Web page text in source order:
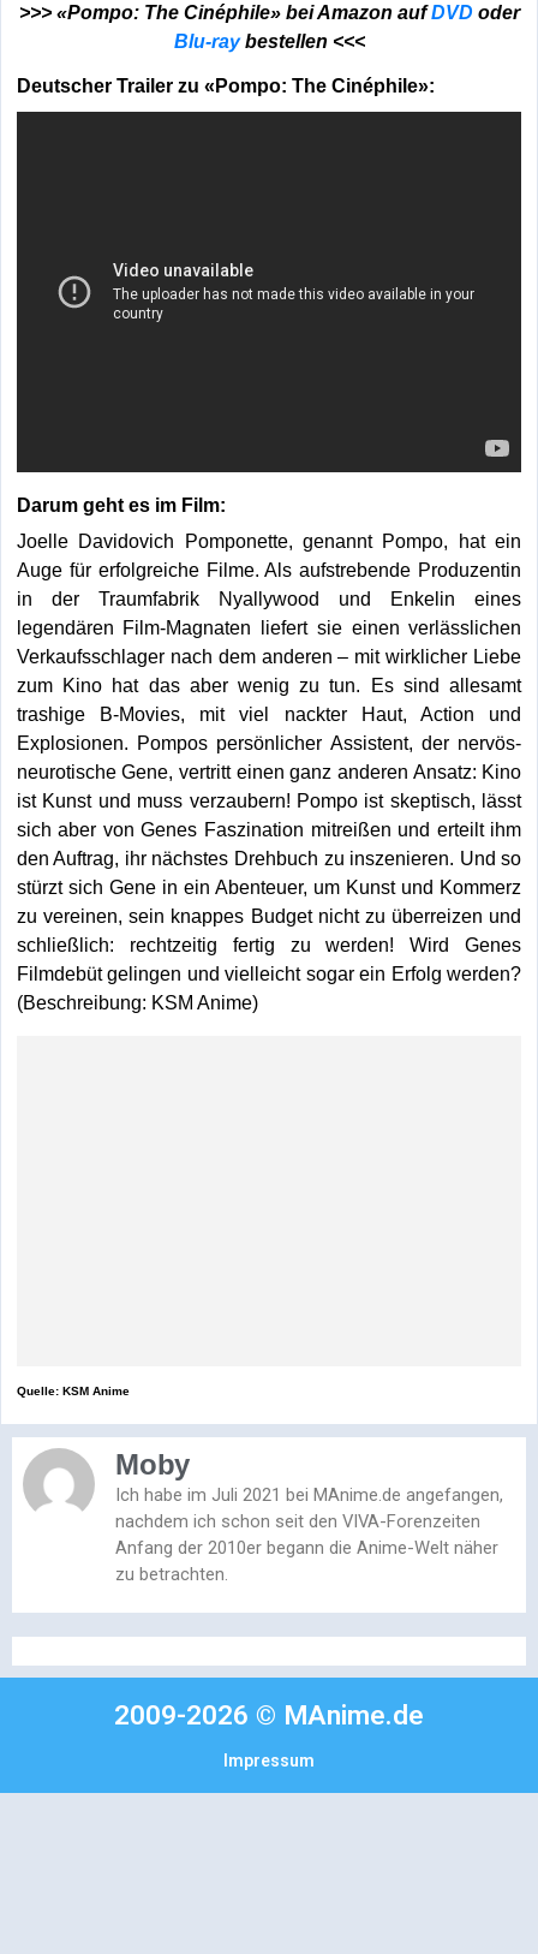
>>> «Pompo: The Cinéphile» bei Amazon aufDVD oder
Blu-raybestellen <<<
Deutscher Trailer zu «Pompo: The Cinéphile»:
Darum geht es im Film:
Joelle Davidovich Pomponette, genannt Pompo, hat ein
Auge für erfolgreiche Filme. Als aufstrebende Produzentin
in der Traumfabrik Nyallywood und Enkelin eines
legendären Film-Magnaten liefert sie einen verlässlichen
Verkaufsschlager nach dem anderen – mit wirklicher Liebe
zum Kino hat das aber wenig zu tun. Es sind allesamt
trashige B-Movies, mit viel nackter Haut, Action und
Explosionen. Pompos persönlicher Assistent, der nervös-
neurotische Gene, vertritt einen ganz anderen Ansatz: Kino
ist Kunst und muss verzaubern! Pompo ist skeptisch, lässt
sich aber von Genes Faszination mitreißen und erteilt ihm
den Auftrag, ihr nächstes Drehbuch zu inszenieren. Und so
stürzt sich Gene in ein Abenteuer, um Kunst und Kommerz
zu vereinen, sein knappes Budget nicht zu überreizen und
schließlich: rechtzeitig fertig zu werden! Wird Genes
Filmdebüt gelingen und vielleicht sogar ein Erfolg werden?
(Beschreibung: KSM Anime)
Quelle: KSM Anime
Moby
Ich habe im Juli 2021 bei MAnime.de angefangen,
nachdem ich schon seit den VIVA-Forenzeiten
Anfang der 2010er begann die Anime-Welt näher
zu betrachten.
2009-2026 © MAnime.de
Impressum